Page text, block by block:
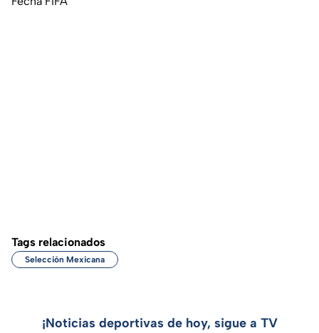
Tags relacionados
Selección Mexicana
¡Noticias deportivas de hoy, sigue a TV